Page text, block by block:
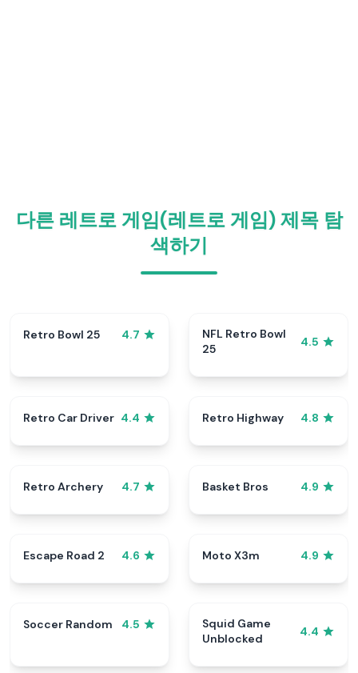
다른 레트로 게임(레트로 게임) 제목 탐
색하기
Retro Bowl 25 4.7
NFL Retro Bowl
25
4.5
Retro Car Driver 4.4 Retro Highway 4.8
Retro Archery 4.7 Basket Bros 4.9
Escape Road 2 4.6 Moto X3m 4.9
Soccer Random 4.5
Squid Game
Unblocked
4.4